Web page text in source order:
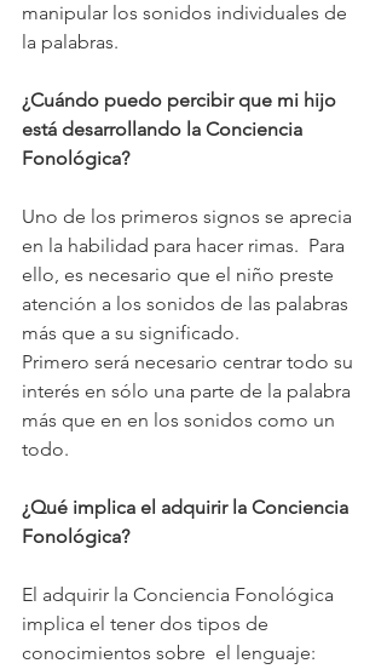
manipular los sonidos individuales de
la palabras.
¿Cuándo puedo percibir que mi hijo
está desarrollando la Conciencia
Fonológica?
Uno de los primeros signos se aprecia
en la habilidad para hacer rimas.  Para
ello, es necesario que el niño preste
atención a los sonidos de las palabras
más que a su significado.
Primero será necesario centrar todo su
interés en sólo una parte de la palabra
más que en en los sonidos como un
todo.
¿Qué implica el adquirir la Conciencia
Fonológica?
El adquirir la Conciencia Fonológica
implica el tener dos tipos de
conocimientos sobre  el lenguaje: